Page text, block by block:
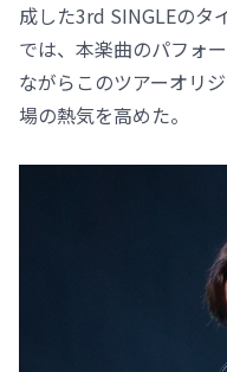
成した3rd SINGLEのタ
では、本楽曲のパフォ
ながらこのツアーオリ
場の熱気を高めた。